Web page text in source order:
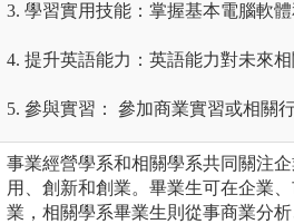
3. 學習實用技能：掌握基本電腦軟體
4. 提升英語能力：英語能力對未來相
5. 參與實習： 參加商業實習或相關
事業經營學系和相關學系共同關注
用、創新和創業。畢業生可在企業
業，相關學系畢業生則從事商業分